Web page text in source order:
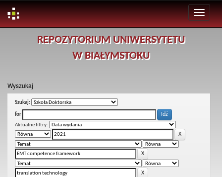
REPOZYTORIUM UNIWERSYTETU
W BIAŁYMSTOKU
Wyszukaj
Szukaj:
for
Aktualne filtry: